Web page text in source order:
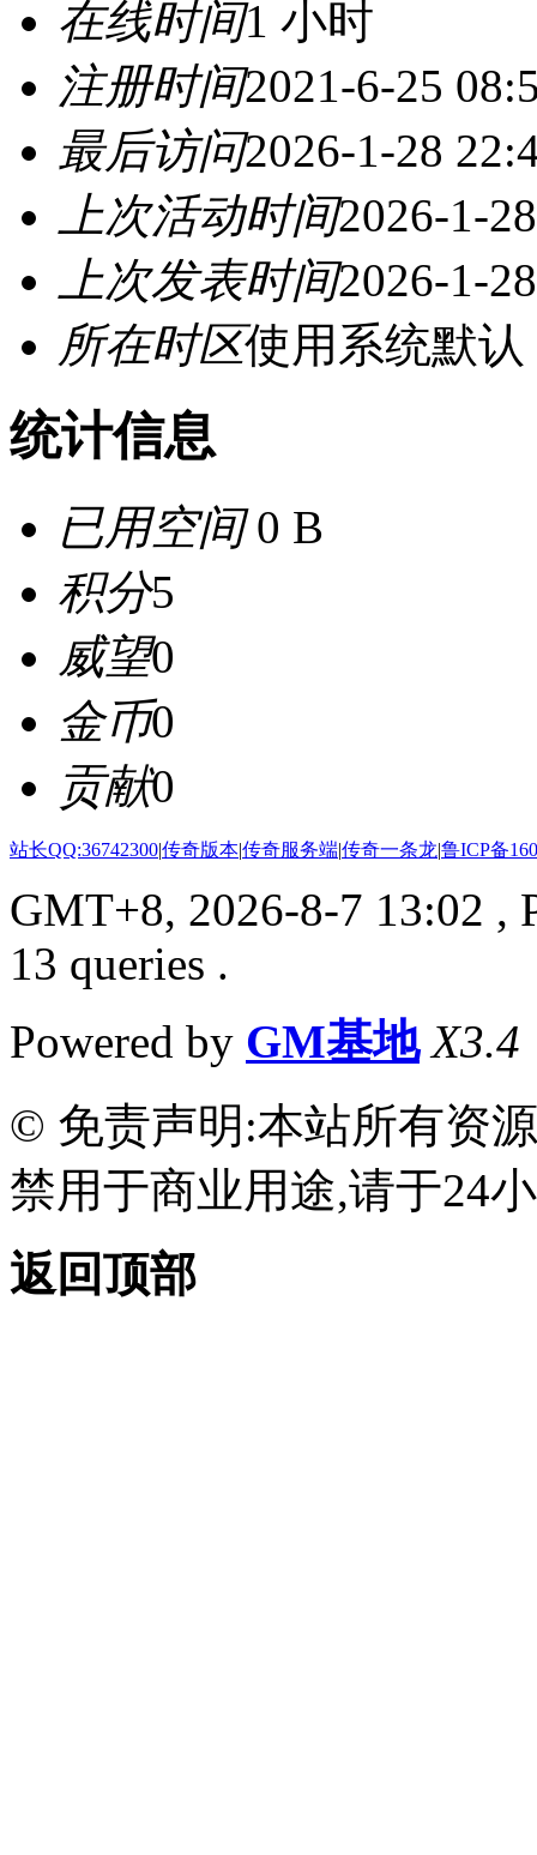
在线时间1 小时
注册时间2021-6-25
最后访问2026-1-28
上次活动时间2026-1-
上次发表时间2026-1-
所在时区使用系统默认
统计信息
已用空间0 B
积分5
威望0
金币0
贡献0
站长QQ:36742300|传奇版本|传奇服务端|传奇一条龙|鲁ICP备
GMT+8, 2026-8-7 13:02 ,
13 queries .
Powered by GM基地 X3.4
© 免责声明:本站所有资
禁用于商业用途,请于24
返回顶部